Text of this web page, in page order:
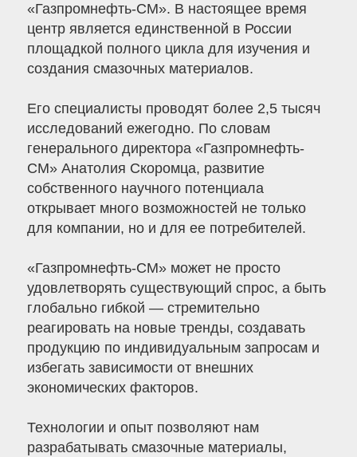
«Газпромнефть-СМ». В настоящее время
центр является единственной в России
площадкой полного цикла для изучения и
создания смазочных материалов.
Его специалисты проводят более 2,5 тысяч
исследований ежегодно. По словам
генерального директора «Газпромнефть-
СМ» Анатолия Скоромца, развитие
собственного научного потенциала
открывает много возможностей не только
для компании, но и для ее потребителей.
«Газпромнефть-СМ» может не просто
удовлетворять существующий спрос, а быть
глобально гибкой — стремительно
реагировать на новые тренды, создавать
продукцию по индивидуальным запросам и
избегать зависимости от внешних
экономических факторов.
Технологии и опыт позволяют нам
разрабатывать смазочные материалы,